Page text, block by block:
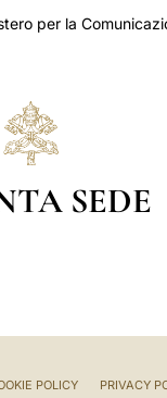
per la
SEDE
POLICY PRIVACY